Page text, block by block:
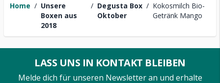
Home / Unsere
Boxen aus
2018
/ Degusta Box
Oktober
/ Kokosmilch Bio-
Getränk Mango
LASS UNS IN KONTAKT BLEIBEN
Melde dich für unseren Newsletter an und erhalte